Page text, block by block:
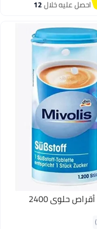
احصل عليه خلال12
ميفوليس أقراص حلوى 2400